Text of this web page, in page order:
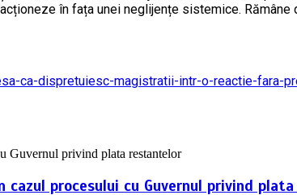
în fața unei neglijențe sistemice.
ca-dispretuiesc-magistratii-intr-o-reactie-fara-
procesului cu Guvernul privind